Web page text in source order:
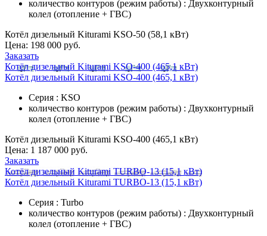
количество контуров (режим работы) : Двухконтурный
колел (отопление + ГВС)
Котёл дизельный Kiturami KSO-50 (58,1 кВт)
Цена: 198 000 руб.
Заказать
Котёл дизельный Kiturami KSO-400 (465,1 кВт)
Котёл дизельный Kiturami KSO-400 (465,1 кВт)
Серия : KSO
количество контуров (режим работы) : Двухконтурный
колел (отопление + ГВС)
Котёл дизельный Kiturami KSO-400 (465,1 кВт)
Цена: 1 187 000 руб.
Заказать
Котёл дизельный Kiturami TURBO-13 (15,1 кВт)
Котёл дизельный Kiturami TURBO-13 (15,1 кВт)
Серия : Turbo
количество контуров (режим работы) : Двухконтурный
колел (отопление + ГВС)